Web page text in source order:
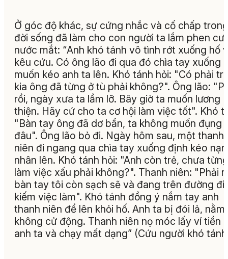
Ở góc độ khác, sự cứng nhắc và cố chấp trong
đời sống đã làm cho con người ta lắm phen
nước mắt: “Anh khó tánh vô tình rớt xuống hố
kêu cứu. Có ông lão đi qua đó chìa tay xuống
muốn kéo anh ta lên. Khó tánh hỏi: "Có phải
kia ông đã từng ở tù phải không?". Ông lão:
rồi, ngày xưa ta lầm lỡ. Bây giờ ta muốn lương
thiện. Hãy cứ cho ta cơ hội làm việc tốt". Khó
"Bàn tay ông đã dơ bẩn, ta không muốn đụng
đâu". Ông lão bỏ đi. Ngày hôm sau, một thanh
niên đi ngang qua chìa tay xuống định kéo nạn
nhân lên. Khó tánh hỏi: "Anh còn trẻ, chưa từng
làm việc xấu phải không?". Thanh niên: "Phải
bàn tay tôi còn sạch sẽ và đang trên đường đi
kiếm việc làm". Khó tánh đồng ý nắm tay anh
thanh niên để lên khỏi hố. Anh ta bị đói lả, nằm
không cử động. Thanh niên nọ móc lấy ví tiền
anh ta và chạy mất dạng” (Cứu người khó